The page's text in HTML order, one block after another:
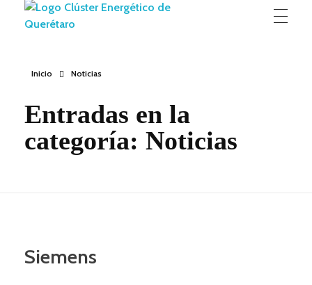
Inicio Noticias
Entradas en la
categoría: Noticias
Siemens